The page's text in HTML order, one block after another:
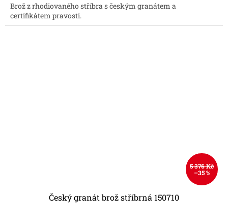
Brož z rhodiovaného stříbra s českým granátem a
certifikátem pravosti.
5 376 Kč
–35 %
Český granát brož stříbrná 150710